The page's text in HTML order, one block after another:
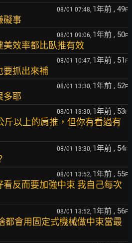
08/01 07:48, 1年前 , 49F
礙事
08/01 09:06, 1年前 , 50F
美效率都比臥推有效
08/01 10:47, 1年前 , 51 F
要抓出來補
08/01 13:30, 1年前 , 52F
多耶
08/01 13:30, 1年前 , 53F
斤以上的肩推，但你有看過有
08/01 13:30, 1年前 , 54F
08/01 13:52, 1年前 , 55F
反而要加強中束 我自己每次
08/01 13:52, 1年前 , 56F
都會用固定式機械做中束當最